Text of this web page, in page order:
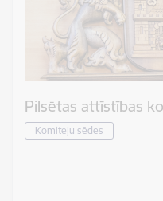
Pilsētas attīstības
Komiteju sēdes